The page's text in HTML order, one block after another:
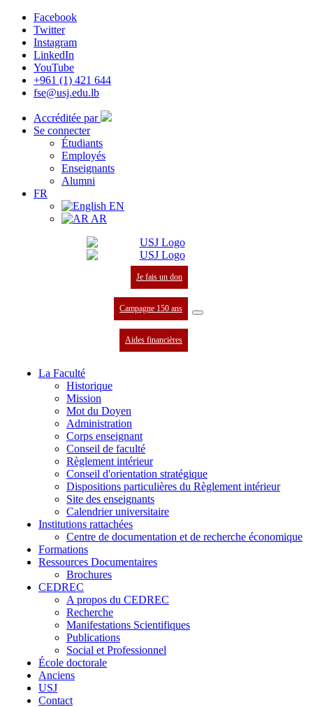
Facebook
Twitter
Instagram
LinkedIn
YouTube
+961 (1) 421 644
fse@usj.edu.lb
Accréditée par
Se connecter
Étudiants
Employés
Enseignants
Alumni
FR
EN
AR
Je fais un don
Campagne 150 ans
Aides financières
La Faculté
Historique
Mission
Mot du Doyen
Administration
Corps enseignant
Conseil de faculté
Règlement intérieur
Conseil d'orientation stratégique
Dispositions particulières du Règlement intérieur
Site des enseignants
Calendrier universitaire
Institutions rattachées
Centre de documentation et de recherche économique
Formations
Ressources Documentaires
Brochures
CEDREC
A propos du CEDREC
Recherche
Manifestations Scientifiques
Publications
Social et Professionnel
École doctorale
Anciens
USJ
Contact